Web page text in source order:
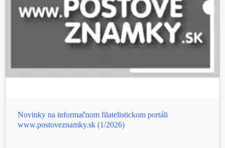
Novinky na informačnom filatelistickom portáli
www.postoveznamky.sk (1/2026)